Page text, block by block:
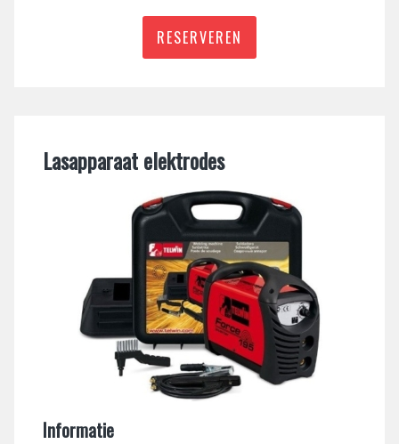
RESERVEREN
Lasapparaat elektrodes
Informatie